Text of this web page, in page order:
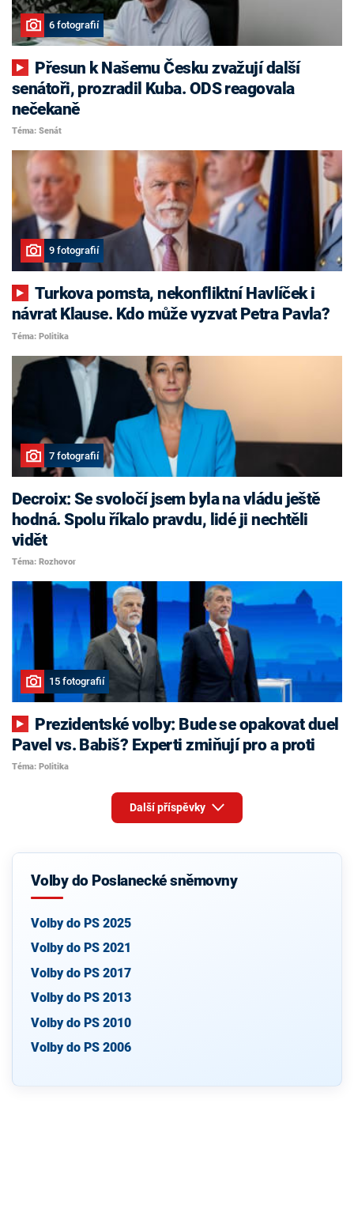
6 fotografií
senátoři, prozradil Kuba. ODS reagovala
nečekaně
Téma: Senát
9 fotografií
Turkova pomsta, nekonfliktní Havlíček i
návrat Klause. Kdo může vyzvat Petra Pavla?
Téma: Politika
7 fotografií
Decroix: Se svoločí jsem byla na vládu ještě
hodná. Spolu říkalo pravdu, lidé ji nechtěli
vidět
Téma: Rozhovor
15 fotografií
Pavel vs. Babiš? Experti zmiňují pro a proti
Téma: Politika
Další příspěvky
Volby do Poslanecké sněmovny
Volby do PS 2025
Volby do PS 2021
Volby do PS 2017
Volby do PS 2013
Volby do PS 2010
Volby do PS 2006